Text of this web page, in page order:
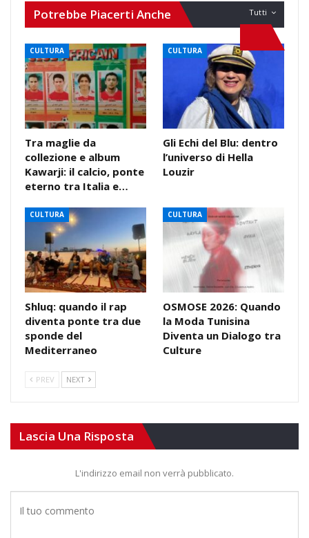
Tutti
Potrebbe Piacerti Anche
CULTURA
Tra maglie da
collezione e album
Kawarji: il calcio, ponte
eterno tra Italia e…
CULTURA
Gli Echi del Blu: dentro
l’universo di Hella
Louzir
CULTURA
Shluq: quando il rap
diventa ponte tra due
sponde del
Mediterraneo
CULTURA
OSMOSE 2026: Quando
la Moda Tunisina
Diventa un Dialogo tra
Culture
PREV NEXT
Lascia Una Risposta
L'indirizzo email non verrà pubblicato.